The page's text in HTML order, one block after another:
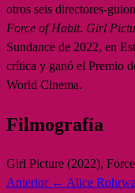
otros seis directores-
Force of Habit. Girl
Sundance de 2022, en
crítica y ganó el Premio
World Cinema.
Filmografía
Girl Picture (2022),
Anterior ← Alice